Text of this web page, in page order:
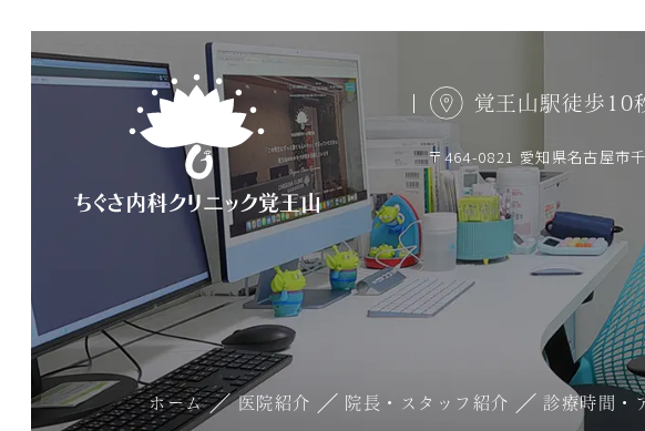
覚王山駅徒歩10
〒464-0821 愛知県名古屋市
ホーム 医院紹介 院長・スタッフ紹介 診療時間・